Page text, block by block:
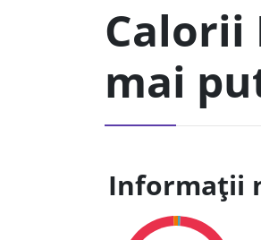
Calorii
mai
Informații